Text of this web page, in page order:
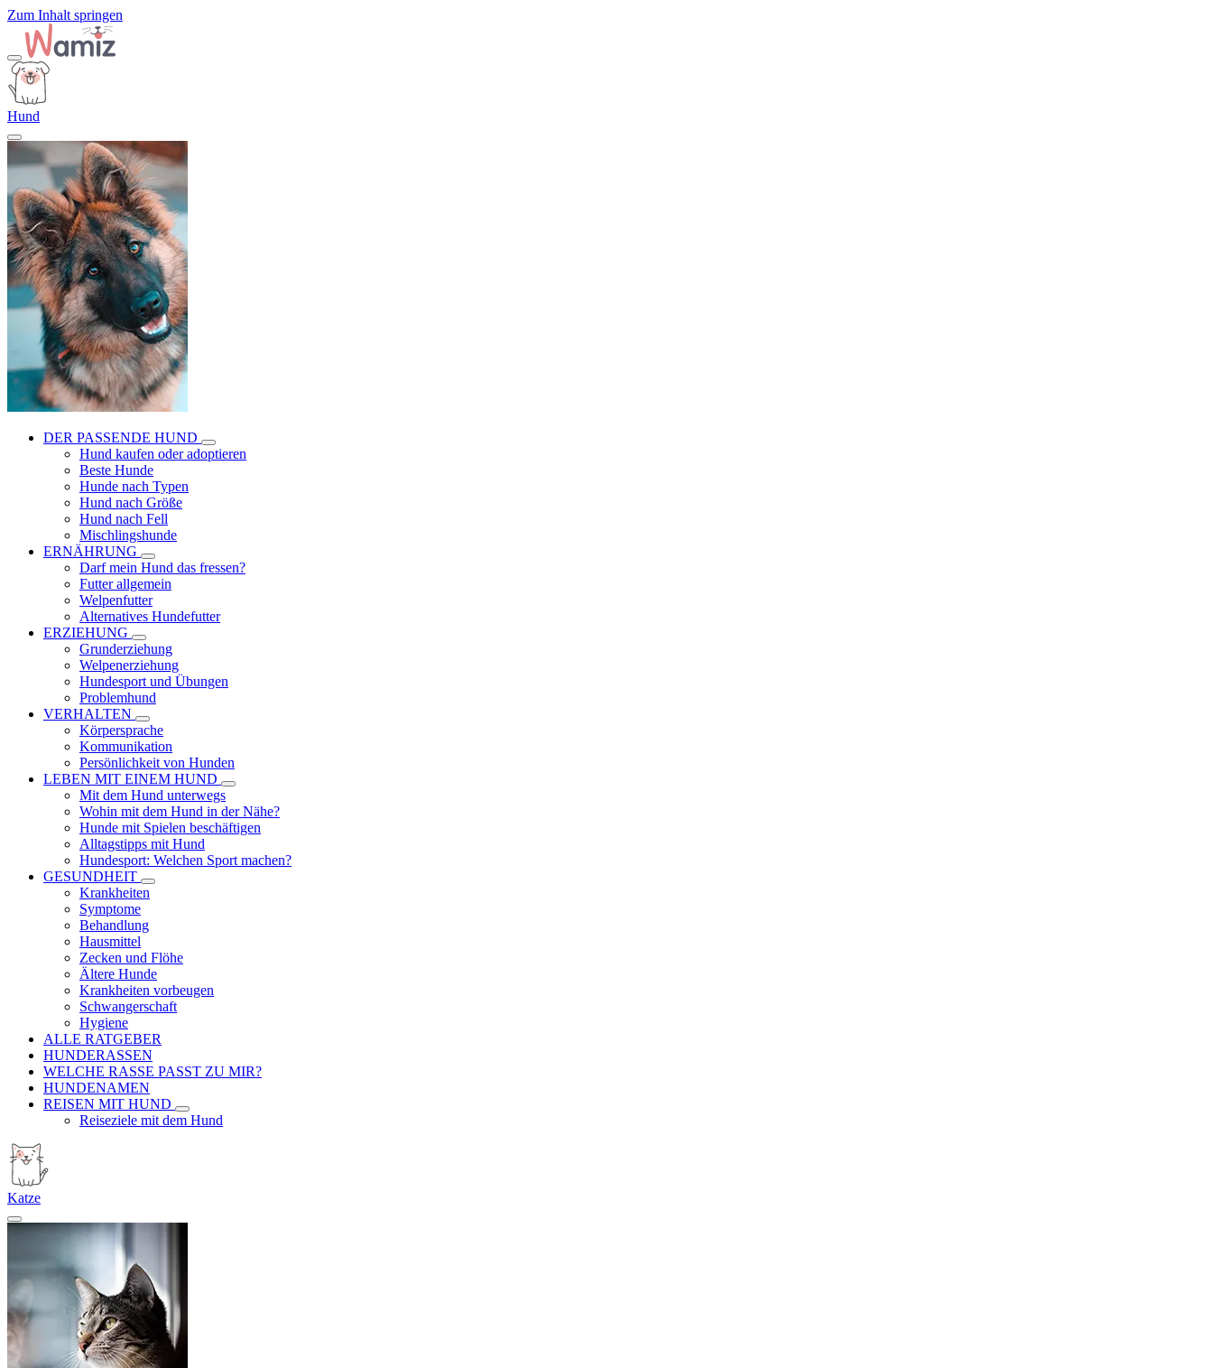
Zum Inhalt springen
Hund
DER PASSENDE HUND
Hund kaufen oder adoptieren
Beste Hunde
Hunde nach Typen
Hund nach Größe
Hund nach Fell
Mischlingshunde
ERNÄHRUNG
Darf mein Hund das fressen?
Futter allgemein
Welpenfutter
Alternatives Hundefutter
ERZIEHUNG
Grunderziehung
Welpenerziehung
Hundesport und Übungen
Problemhund
VERHALTEN
Körpersprache
Kommunikation
Persönlichkeit von Hunden
LEBEN MIT EINEM HUND
Mit dem Hund unterwegs
Wohin mit dem Hund in der Nähe?
Hunde mit Spielen beschäftigen
Alltagstipps mit Hund
Hundesport: Welchen Sport machen?
GESUNDHEIT
Krankheiten
Symptome
Behandlung
Hausmittel
Zecken und Flöhe
Ältere Hunde
Krankheiten vorbeugen
Schwangerschaft
Hygiene
ALLE RATGEBER
HUNDERASSEN
WELCHE RASSE PASST ZU MIR?
HUNDENAMEN
REISEN MIT HUND
Reiseziele mit dem Hund
Katze